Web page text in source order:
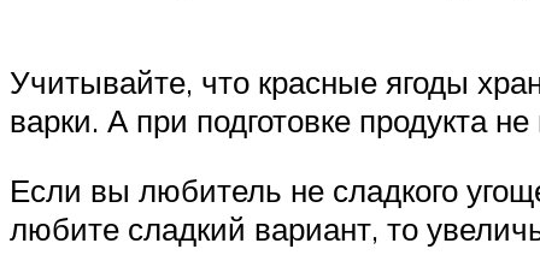
Учитывайте, что красные ягоды
варки. А при подготовке продукта
Если вы любитель не сладкого
любите сладкий вариант, то